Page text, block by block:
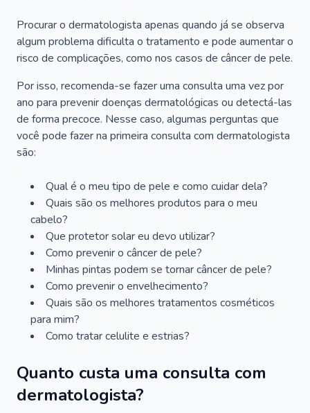
Procurar o dermatologista apenas quando já se observa
algum problema dificulta o tratamento e pode aumentar o
risco de complicações, como nos casos de câncer de pele.
Por isso, recomenda-se fazer uma consulta uma vez por
ano para prevenir doenças dermatológicas ou detectá-las
de forma precoce. Nesse caso, algumas perguntas que
você pode fazer na primeira consulta com dermatologista
são:
Qual é o meu tipo de pele e como cuidar dela?
Quais são os melhores produtos para o meu
cabelo?
Que protetor solar eu devo utilizar?
Como prevenir o câncer de pele?
Minhas pintas podem se tornar câncer de pele?
Como prevenir o envelhecimento?
Quais são os melhores tratamentos cosméticos
para mim?
Como tratar celulite e estrias?
Quanto custa uma consulta com
dermatologista?